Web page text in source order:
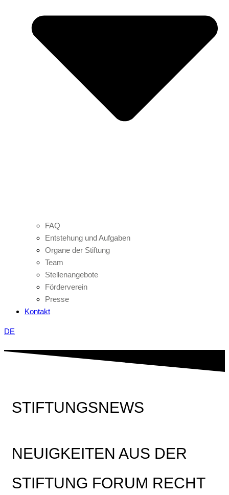
FAQ
Entstehung und Aufgaben
Organe der Stiftung
Team
Stellenangebote
Förderverein
Presse
Kontakt
DE
STIFTUNGSNEWS
NEUIGKEITEN AUS DER
STIFTUNG FORUM RECHT